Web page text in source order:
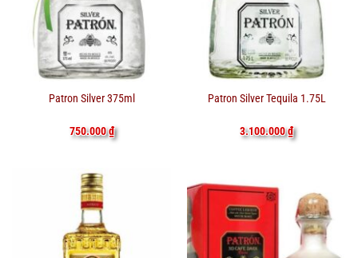
Patron Silver 375ml
750.000₫
Patron Silver Tequila 1.75L
3.100.000₫